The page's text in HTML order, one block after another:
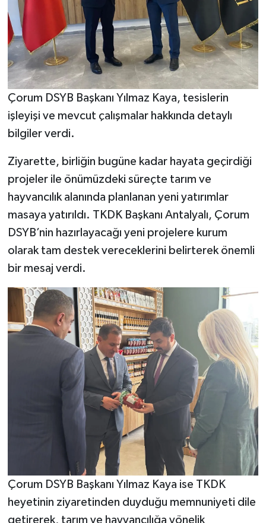
Çorum DSYB Başkanı Yılmaz Kaya, tesislerin
işleyişi ve mevcut çalışmalar hakkında detaylı
bilgiler verdi.
Ziyarette, birliğin bugüne kadar hayata geçirdiği
projeler ile önümüzdeki süreçte tarım ve
hayvancılık alanında planlanan yeni yatırımlar
masaya yatırıldı. TKDK Başkanı Antalyalı, Çorum
DSYB’nin hazırlayacağı yeni projelere kurum
olarak tam destek vereceklerini belirterek önemli
bir mesaj verdi.
Çorum DSYB Başkanı Yılmaz Kaya ise TKDK
heyetinin ziyaretinden duyduğu memnuniyeti dile
getirerek, tarım ve hayvancılığa yönelik